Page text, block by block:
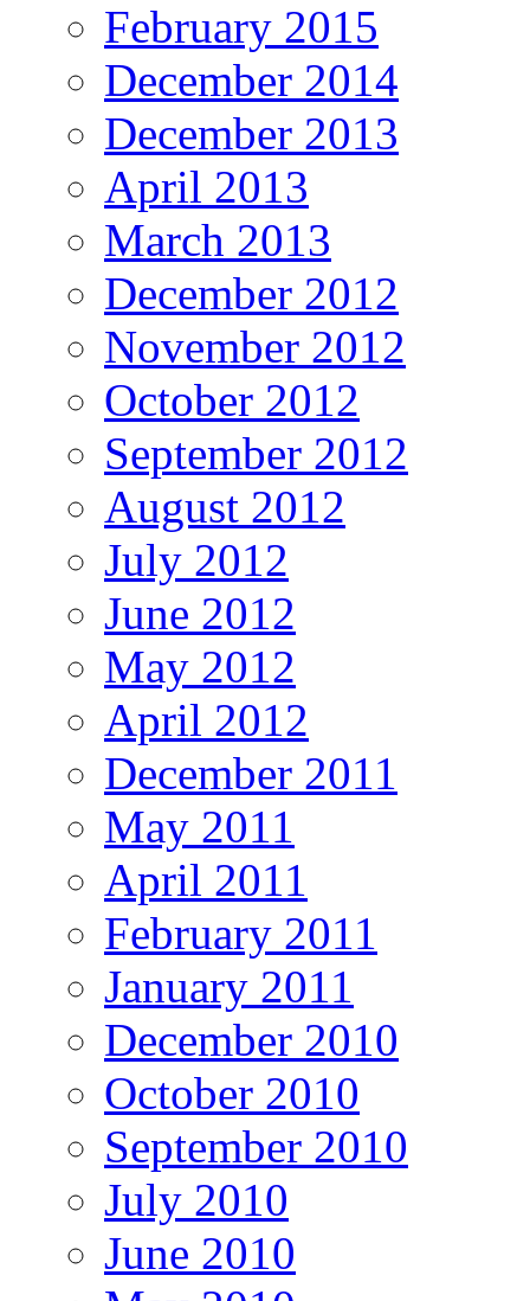
February 2015
December 2014
December 2013
April 2013
March 2013
December 2012
November 2012
October 2012
September 2012
August 2012
July 2012
June 2012
May 2012
April 2012
December 2011
May 2011
April 2011
February 2011
January 2011
December 2010
October 2010
September 2010
July 2010
June 2010